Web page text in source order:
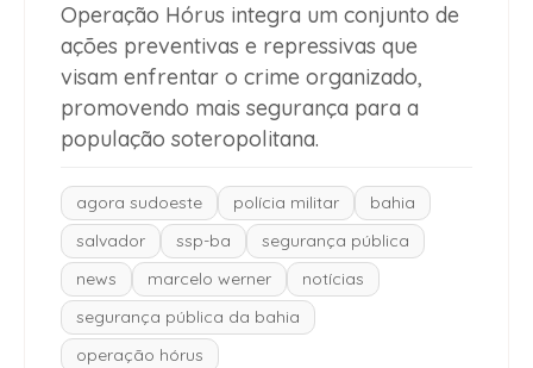
Operação Hórus integra um conjunto de
ações preventivas e repressivas que
visam enfrentar o crime organizado,
promovendo mais segurança para a
população soteropolitana.
agora sudoeste polícia militar
bahia
salvador
ssp-ba
segurança pública
news
marcelo werner
notícias
segurança pública da bahia
operação hórus